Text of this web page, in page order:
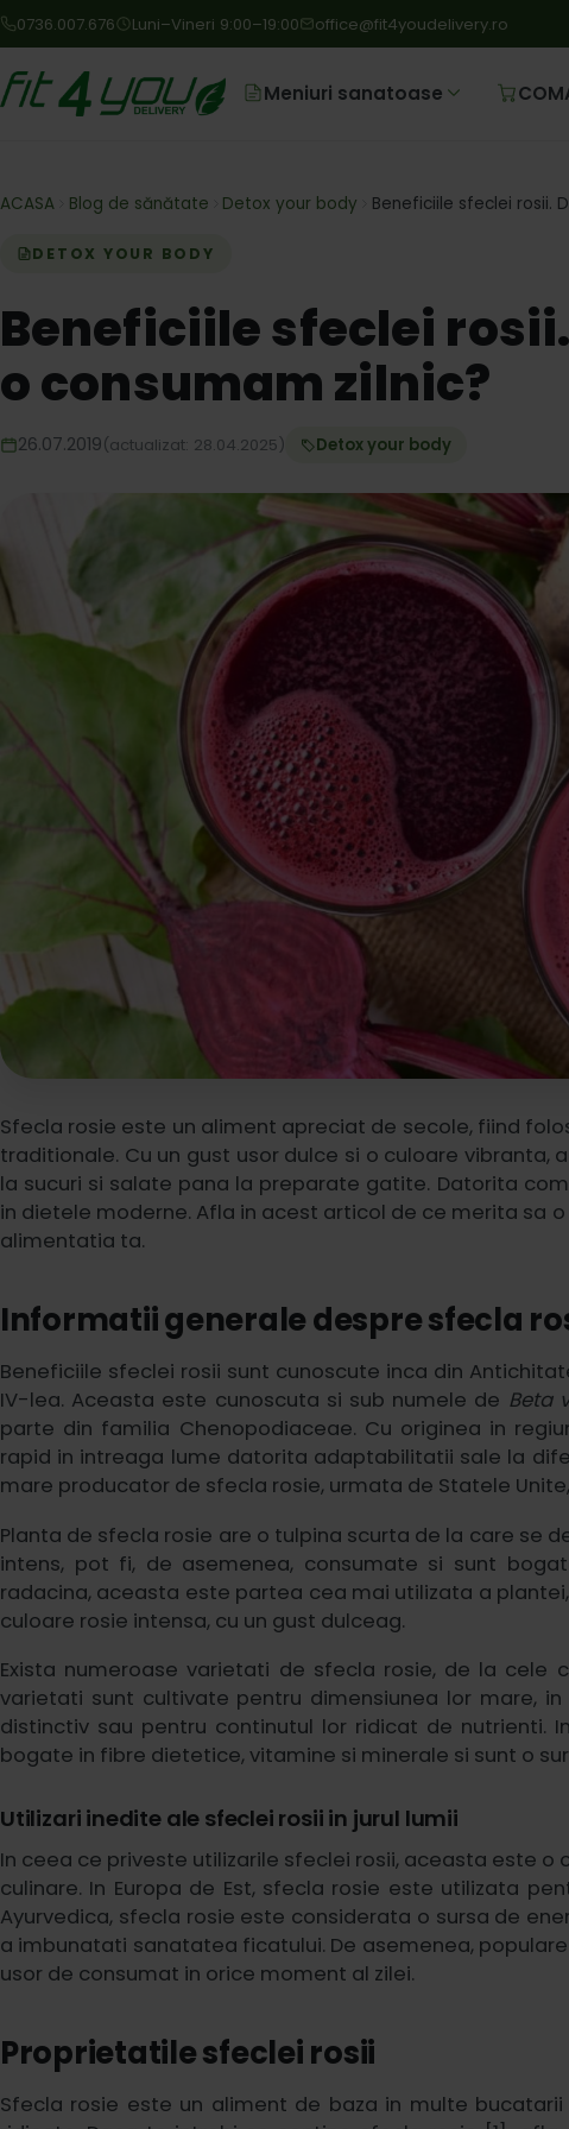
0736.007.676 Luni–Vineri 9:00–19:00 office@fit4youdelivery.ro
Meniuri sanatoase
ACASA Blog de sănătate Detox your body Beneficiile sfeclei rosii.
DETOX YOUR BODY
Beneficiile sfeclei
o consumam zilnic?
26.07.2019(actualizat: 28.04.2025) Detox your body
Sfecla rosie este un aliment apreciat de secole, fiind
traditionale. Cu un gust usor dulce si o culoare
la sucuri si salate pana la preparate gatite. Datorita
in dietele moderne. Afla in acest articol de ce merita sa
alimentatia ta.
Informatii generale despre sfecla
Beneficiile sfeclei rosii sunt cunoscute inca din
IV-lea. Aceasta este cunoscuta si sub numele de Beta
parte din familia Chenopodiaceae. Cu originea in
rapid in intreaga lume datorita adaptabilitatii sale la
mare producator de sfecla rosie, urmata de Statele
Planta de sfecla rosie are o tulpina scurta de la care se
intens, pot fi, de asemenea, consumate si sunt
radacina, aceasta este partea cea mai utilizata a
culoare rosie intensa, cu un gust dulceag.
Exista numeroase varietati de sfecla rosie, de la cele
varietati sunt cultivate pentru dimensiunea lor mare,
distinctiv sau pentru continutul lor ridicat de nutrienti.
bogate in fibre dietetice, vitamine si minerale si sunt o
Utilizari inedite ale sfeclei rosii in jurul lumii
In ceea ce priveste utilizarile sfeclei rosii, aceasta este
culinare. In Europa de Est, sfecla rosie este utilizata
Ayurvedica, sfecla rosie este considerata o sursa de
a imbunatati sanatatea ficatului. De asemenea,
usor de consumat in orice moment al zilei.
Proprietatile sfeclei rosii
Sfecla rosie este un aliment de baza in multe